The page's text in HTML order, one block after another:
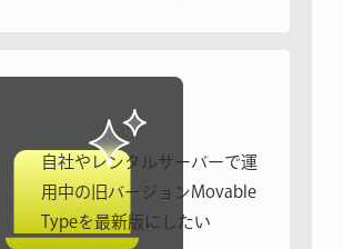
自社やレンタルサーバーで運
用中の旧バージョンMovable
Typeを最新版にしたい